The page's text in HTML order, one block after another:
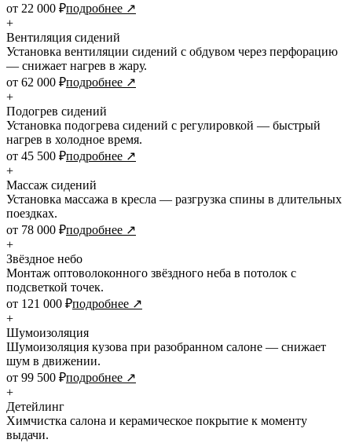
от 22 000 ₽подробнее ↗
+
Вентиляция сидений
Установка вентиляции сидений с обдувом через перфорацию
— снижает нагрев в жару.
от 62 000 ₽подробнее ↗
+
Подогрев сидений
Установка подогрева сидений с регулировкой — быстрый
нагрев в холодное время.
от 45 500 ₽подробнее ↗
+
Массаж сидений
Установка массажа в кресла — разгрузка спины в длительных
поездках.
от 78 000 ₽подробнее ↗
+
Звёздное небо
Монтаж оптоволоконного звёздного неба в потолок с
подсветкой точек.
от 121 000 ₽подробнее ↗
+
Шумоизоляция
Шумоизоляция кузова при разобранном салоне — снижает
шум в движении.
от 99 500 ₽подробнее ↗
+
Детейлинг
Химчистка салона и керамическое покрытие к моменту
выдачи.